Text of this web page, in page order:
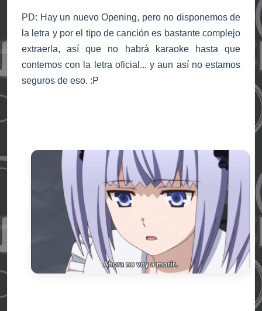
PD: Hay un nuevo Opening, pero no disponemos de
la letra y por el tipo de canción es bastante complejo
extraerla, así que no habrá karaoke hasta que
contemos con la letra oficial... y aun así no estamos
seguros de eso. :P